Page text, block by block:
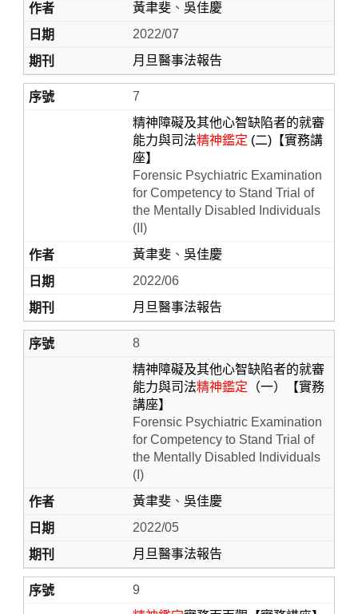
黃聿斐、 吳佳慶
2022/07
月旦醫事法報告
7
精神障礙及其他心智缺陷者的就審
能力與司法精神鑑定 (二)【實務講
座】
Forensic Psychiatric Examination
for Competency to Stand Trial of
the Mentally Disabled Individuals
(II)
黃聿斐、 吳佳慶
2022/06
月旦醫事法報告
8
精神障礙及其他心智缺陷者的就審
能力與司法精神鑑定 （一）【實務
講座】
Forensic Psychiatric Examination
for Competency to Stand Trial of
the Mentally Disabled Individuals
(I)
黃聿斐、 吳佳慶
2022/05
月旦醫事法報告
9